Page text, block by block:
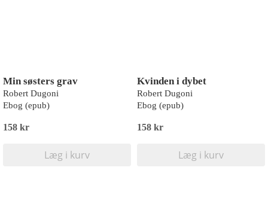
Min søsters grav
Robert Dugoni
Ebog (epub)
158 kr
Læg i kurv
Kvinden i dybet
Robert Dugoni
Ebog (epub)
158 kr
Læg i kurv